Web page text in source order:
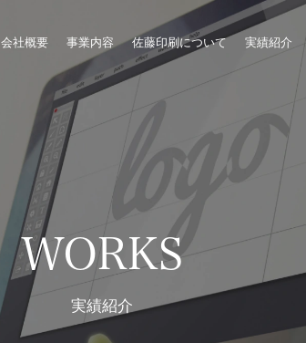
会社概要 事業内容 佐藤印刷について 実績紹介
WORKS
実績紹介